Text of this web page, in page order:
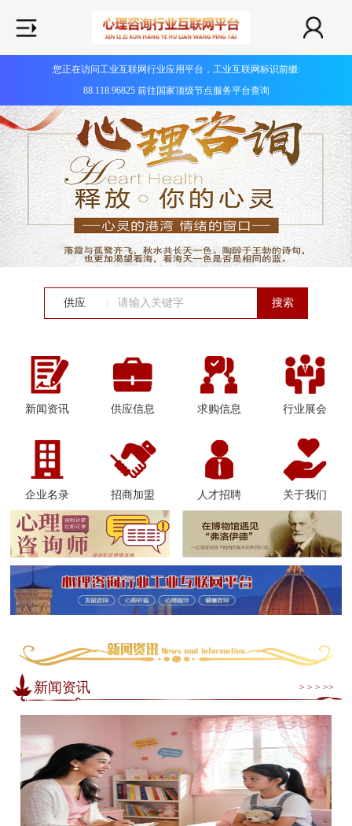
您正在访问工业互联网行业应用平台，工业互联网标识前缀:
88.118.96825 前往国家顶级节点服务平台查询
供应 搜索
新闻资讯 供应信息 求购信息 行业展会
企业名录 招商加盟 人才招聘 关于我们
新闻资讯 > > > >>